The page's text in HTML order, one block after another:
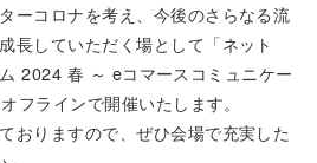
ーコロナを考え、今後のさらなる流
長していただく場として「ネット
2024 春 ～ eコマースコミュニケー
フラインで開催いたします。
おりますので、ぜひ会場で充実した